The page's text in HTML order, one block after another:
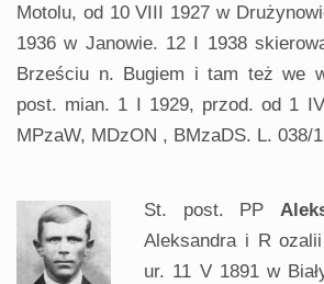
Motolu, od 10 VIII 1927 w
1936 w Janowie. 12 I 1938
Brześciu n. Bugiem i tam też we
post. mian. 1 I 1929, przod. od 1
MPzaW, MDzON , BMzaDS. L. 038/
St. post. PP
Aleksandra i R
ur. 11 V 1891 w